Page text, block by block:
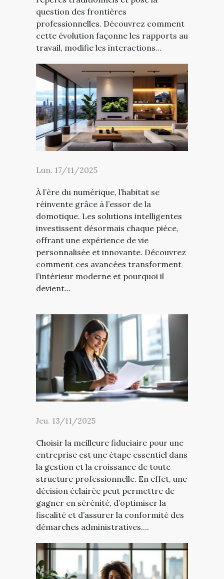
question des frontières
professionnelles. Découvrez comment
cette évolution façonne les rapports au
travail, modifie les interactions...
Lun. 17/11/2025
À l’ère du numérique, l’habitat se
réinvente grâce à l’essor de la
domotique. Les solutions intelligentes
investissent désormais chaque pièce,
offrant une expérience de vie
personnalisée et innovante. Découvrez
comment ces avancées transforment
l’intérieur moderne et pourquoi il
devient...
Jeu. 13/11/2025
Choisir la meilleure fiduciaire pour une
entreprise est une étape essentiel dans
la gestion et la croissance de toute
structure professionnelle. En effet, une
décision éclairée peut permettre de
gagner en sérénité, d’optimiser la
fiscalité et d’assurer la conformité des
démarches administratives....